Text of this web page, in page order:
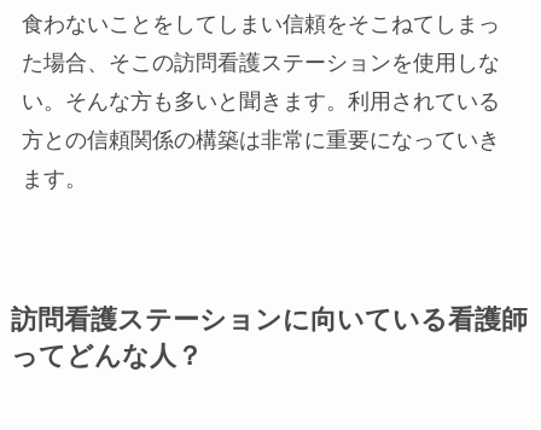
食わないことをしてしまい信頼をそこねてしまっ
た場合、そこの訪問看護ステーションを使用しな
い。そんな方も多いと聞きます。利用されている
方との信頼関係の構築は非常に重要になっていき
ます。
訪問看護ステーションに向いている看護師
ってどんな人？